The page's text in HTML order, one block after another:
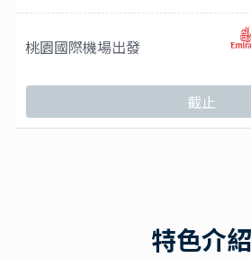
桃園國際機場出發
截止
特色介紹